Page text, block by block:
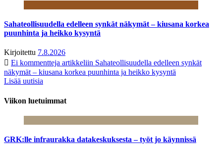
Sahateollisuudella edelleen synkät näkymät – kiusana korkea
puunhinta ja heikko kysyntä
Kirjoitettu 7.8.2026
Ei kommentteja artikkeliin Sahateollisuudella edelleen synkät
näkymät – kiusana korkea puunhinta ja heikko kysyntä
Lisää uutisia
Viikon luetuimmat
GRK:lle infraurakka datakeskuksesta – työt jo käynnissä